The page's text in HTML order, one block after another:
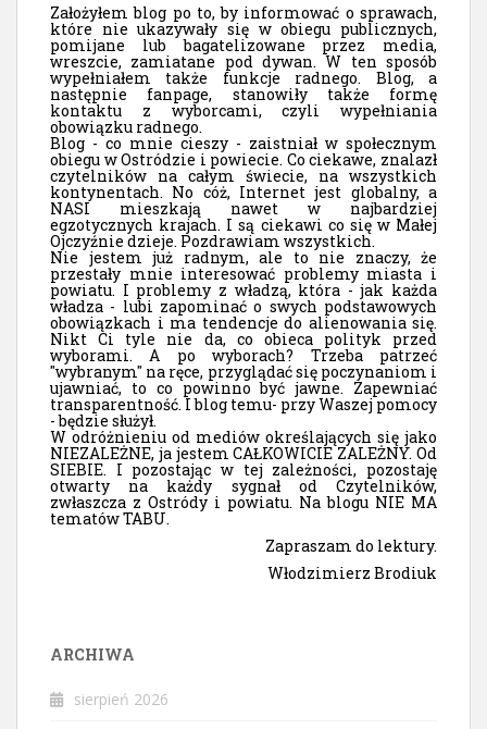
Założyłem blog po to, by informować o sprawach,
które nie ukazywały się w obiegu publicznych,
pomijane lub bagatelizowane przez media,
wreszcie, zamiatane pod dywan. W ten sposób
wypełniałem także funkcje radnego. Blog, a
następnie fanpage, stanowiły także formę
kontaktu z wyborcami, czyli wypełniania
obowiązku radnego.
Blog - co mnie cieszy - zaistniał w społecznym
obiegu w Ostródzie i powiecie. Co ciekawe, znalazł
czytelników na całym świecie, na wszystkich
kontynentach. No cóż, Internet jest globalny, a
NASI mieszkają nawet w najbardziej
egzotycznych krajach. I są ciekawi co się w Małej
Ojczyźnie dzieje. Pozdrawiam wszystkich.
Nie jestem już radnym, ale to nie znaczy, że
przestały mnie interesować problemy miasta i
powiatu. I problemy z władzą, która - jak każda
władza - lubi zapominać o swych podstawowych
obowiązkach i ma tendencje do alienowania się.
Nikt Ci tyle nie da, co obieca polityk przed
wyborami. A po wyborach? Trzeba patrzeć
"wybranym" na ręce, przyglądać się poczynaniom i
ujawniać, to co powinno być jawne. Zapewniać
transparentność. I blog temu- przy Waszej pomocy
- będzie służył.
W odróżnieniu od mediów określających się jako
NIEZALEŻNE, ja jestem CAŁKOWICIE ZALEŻNY. Od
SIEBIE. I pozostając w tej zależności, pozostaję
otwarty na każdy sygnał od Czytelników,
zwłaszcza z Ostródy i powiatu. Na blogu NIE MA
tematów TABU.
Zapraszam do lektury.
Włodzimierz Brodiuk
ARCHIWA
sierpień 2026